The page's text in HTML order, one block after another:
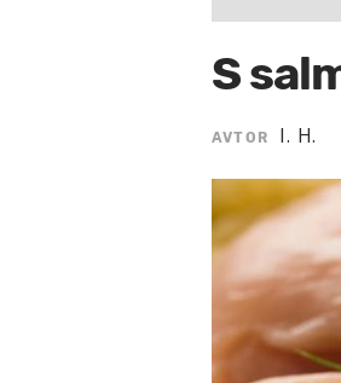
S
AVTOR I. H.